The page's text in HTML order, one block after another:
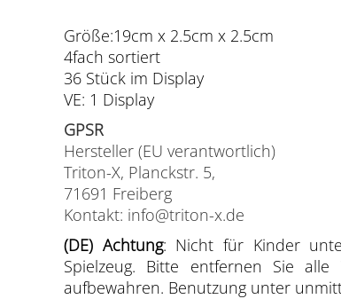
Größe:19cm x 2.5cm x 2.5cm
4fach sortiert
36 Stück im Display
VE: 1 Display
GPSR
Hersteller (EU verantwortlich)
Triton-X, Planckstr. 5,
71691 Freiberg
Kontakt: info@triton-x.de
(DE) Achtung: Nicht für Kinder
Spielzeug. Bitte entfernen Sie
aufbewahren. Benutzung unter